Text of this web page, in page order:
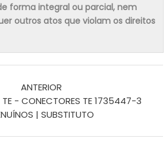
forma integral ou parcial, nem
outros atos que violam os direitos
ANTERIOR
TE - CONECTORES TE 1735447-3
| SUBSTITUTO